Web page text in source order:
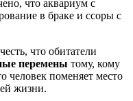
что аквариум с
в браке и ссоры с
что обитатели
перемены тому, кому
человек поменяет место
жизни.